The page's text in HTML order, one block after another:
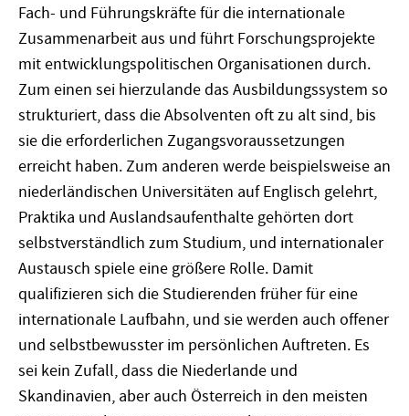
Fach- und Führungskräfte für die internationale
Zusammenarbeit aus und führt Forschungsprojekte
mit entwicklungspolitischen Organisationen durch.
Zum einen sei hierzulande das Ausbildungssystem so
strukturiert, dass die Absolventen oft zu alt sind, bis
sie die erforderlichen Zugangsvoraussetzungen
erreicht haben. Zum anderen werde beispielsweise an
niederländischen Universitäten auf Englisch gelehrt,
Praktika und Auslandsaufenthalte gehörten dort
selbstverständlich zum Studium, und internationaler
Austausch spiele eine größere Rolle. Damit
qualifizieren sich die Studierenden früher für eine
internationale Laufbahn, und sie werden auch offener
und selbstbewusster im persönlichen Auftreten. Es
sei kein Zufall, dass die Niederlande und
Skandinavien, aber auch Österreich in den meisten